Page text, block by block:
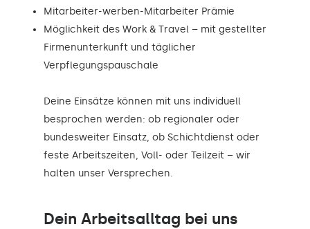
Mitarbeiter-werben-Mitarbeiter Prämie
Möglichkeit des Work & Travel – mit gestellter
Firmenunterkunft und täglicher
Verpflegungspauschale
Deine Einsätze können mit uns individuell
besprochen werden: ob regionaler oder
bundesweiter Einsatz, ob Schichtdienst oder
feste Arbeitszeiten, Voll- oder Teilzeit – wir
halten unser Versprechen.
Dein Arbeitsalltag bei uns